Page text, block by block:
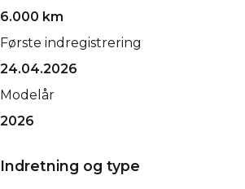
6.000 km
Første indregistrering
24.04.2026
Modelår
2026
Indretning og type